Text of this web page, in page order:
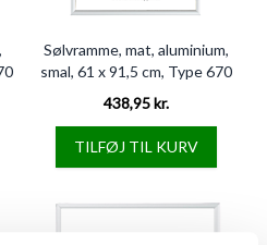
Sølvramme, mat, aluminium,
smal, 61 x 91,5 cm, Type 670
438,95 kr.
TILFØJ TIL KURV